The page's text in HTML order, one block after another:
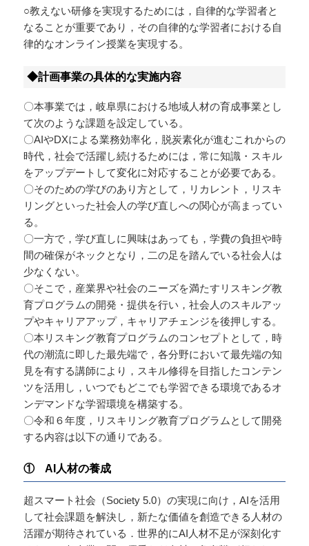
○教えない研修を実現するためには，自律的な学習者と
なることが重要であり，その自律的な学習者における自
律的なオンライン授業を実現する。
◆計画事業の具体的な実施内容
〇本事業では，岐阜県における地域人材の育成事業とし
て次のような課題を設定している。
〇AIやDXによる業務効率化，脱炭素化が進むこれからの
時代，社会で活躍し続けるためには，常に知識・スキル
をアップデートして変化に対応することが必要である。
〇そのための学びのあり方として，リカレント，リスキ
リングといった社会人の学び直しへの関心が高まってい
る。
〇一方で，学び直しに興味はあっても，学費の負担や時
間の確保がネックとなり，二の足を踏んでいる社会人は
少なくない。
〇そこで，産業界や社会のニーズを満たすリスキング教
育プログラムの開発・提供を行い，社会人のスキルアッ
プやキャリアアップ，キャリアチェンジを後押しする。
〇本リスキング教育プログラムのコンセプトとして，時
代の潮流に即した最先端で，各分野において最先端の知
見を有する講師により，スキル修得を目指したコンテン
ツを活用し，いつでもどこでも学習できる環境であるオ
ンデマンドな学習環境を構築する。
〇令和６年度，リスキリング教育プログラムとして開発
する内容は以下の通りである。
① AI人材の養成
超スマート社会（Society 5.0）の実現に向け，AIを活用
して社会課題を解決し，新たな価値を創造できる人材の
活躍が期待されている．世界的にAI人材不足が深刻化す